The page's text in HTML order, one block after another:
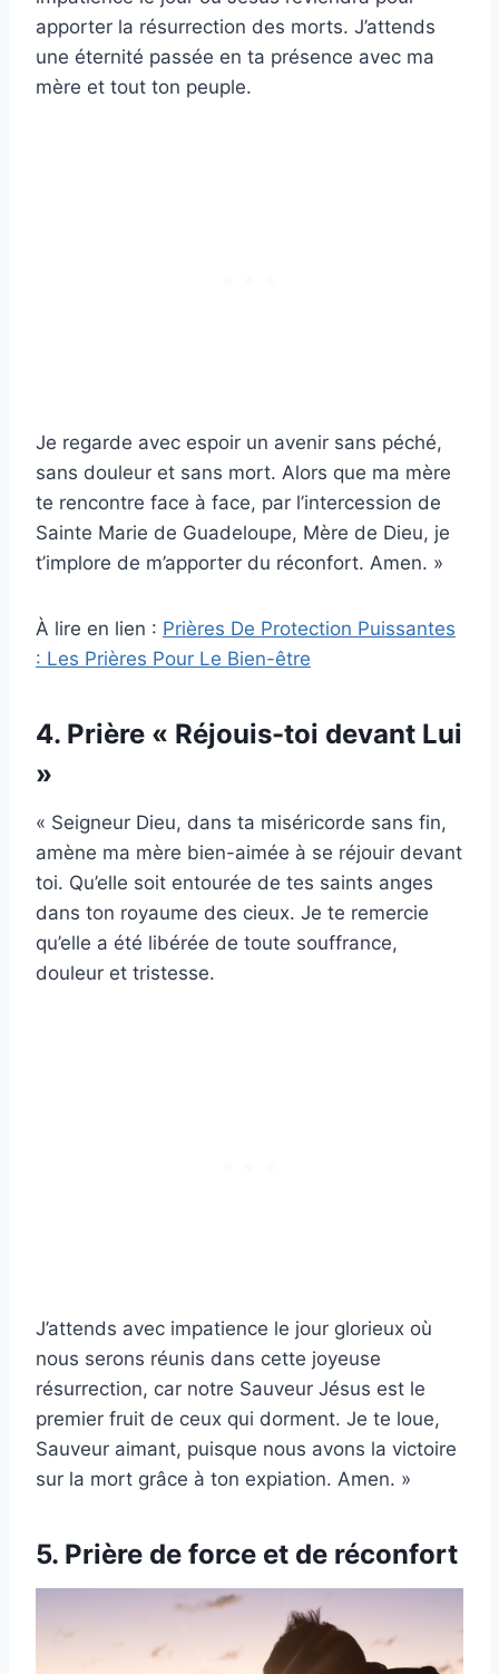
apporter la résurrection des morts. J’attends
une éternité passée en ta présence avec ma
mère et tout ton peuple.
Je regarde avec espoir un avenir sans péché,
sans douleur et sans mort. Alors que ma mère
te rencontre face à face, par l’intercession de
Sainte Marie de Guadeloupe, Mère de Dieu, je
t’implore de m’apporter du réconfort. Amen. »
À lire en lien : Prières De Protection Puissantes
: Les Prières Pour Le Bien-être
4. Prière « Réjouis-toi devant Lui
»
« Seigneur Dieu, dans ta miséricorde sans fin,
amène ma mère bien-aimée à se réjouir devant
toi. Qu’elle soit entourée de tes saints anges
dans ton royaume des cieux. Je te remercie
qu’elle a été libérée de toute souffrance,
douleur et tristesse.
J’attends avec impatience le jour glorieux où
nous serons réunis dans cette joyeuse
résurrection, car notre Sauveur Jésus est le
premier fruit de ceux qui dorment. Je te loue,
Sauveur aimant, puisque nous avons la victoire
sur la mort grâce à ton expiation. Amen. »
5. Prière de force et de réconfort